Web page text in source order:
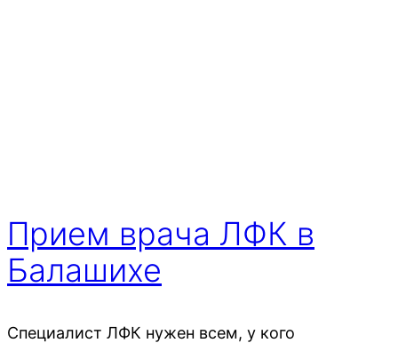
Прием врача ЛФК в
Балашихе
Специалист ЛФК нужен всем, у кого